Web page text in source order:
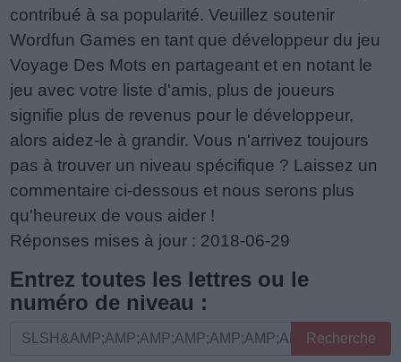
contribué à sa popularité. Veuillez soutenir
Wordfun Games en tant que développeur du jeu
Voyage Des Mots en partageant et en notant le
jeu avec votre liste d'amis, plus de joueurs
signifie plus de revenus pour le développeur,
alors aidez-le à grandir. Vous n'arrivez toujours
pas à trouver un niveau spécifique ? Laissez un
commentaire ci-dessous et nous serons plus
qu'heureux de vous aider !
Réponses mises à jour : 2018-06-29
Entrez toutes les lettres ou le
numéro de niveau :
Entrez
Recherche